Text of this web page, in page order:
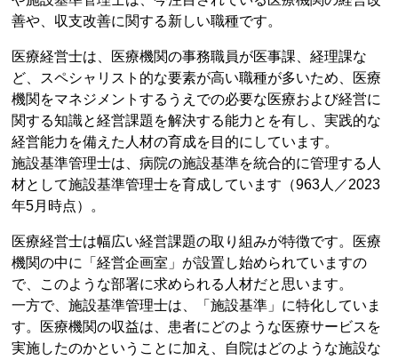
善や、収支改善に関する新しい職種です。
医療経営士は、医療機関の事務職員が医事課、経理課な
ど、スペシャリスト的な要素が高い職種が多いため、医療
機関をマネジメントするうえでの必要な医療および経営に
関する知識と経営課題を解決する能力とを有し、実践的な
経営能力を備えた人材の育成を目的にしています。
施設基準管理士は、病院の施設基準を統合的に管理する人
材として施設基準管理士を育成しています（963人／2023
年5月時点）。
医療経営士は幅広い経営課題の取り組みが特徴です。医療
機関の中に「経営企画室」が設置し始められていますの
で、このような部署に求められる人材だと思います。
一方で、施設基準管理士は、「施設基準」に特化していま
す。医療機関の収益は、患者にどのような医療サービスを
実施したのかということに加え、自院はどのような施設な